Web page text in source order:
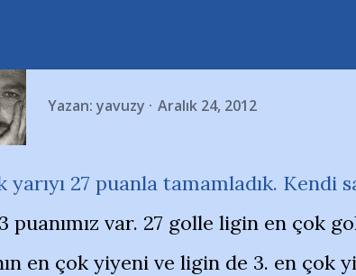
Yazan: yavuzy Aralık 24, 2012
yarıyı 27 puanla tamamladık. Kendi
puanımız var. 27 golle ligin en çok
en çok yiyeni ve ligin de 3. en çok